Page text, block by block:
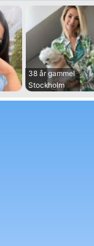
38 år gammel
Stockholm